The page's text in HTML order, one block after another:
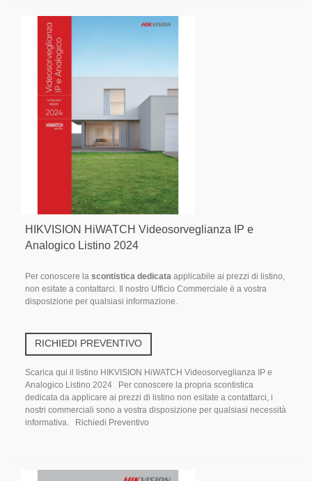
HIKVISION HiWATCH Videosorveglianza IP e
Analogico Listino 2024
Per conoscere la scontistica dedicata applicabile ai prezzi di listino,
non esitate a contattarci. Il nostro Ufficio Commerciale è a vostra
disposizione per qualsiasi informazione.
RICHIEDI PREVENTIVO
Scarica qui il listino HIKVISION HiWATCH Videosorveglianza IP e
Analogico Listino 2024 Per conoscere la propria scontistica
dedicata da applicare ai prezzi di listino non esitate a contattarci, i
nostri commerciali sono a vostra disposizione per qualsiasi necessità
informativa. Richiedi Preventivo